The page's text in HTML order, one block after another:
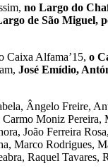
no Largo do
de São Miguel,
Caixa Alfama’15, o
José Emídio,
Ângelo Freire,
Moniz Pereira,
João Ferreira
Marco Rodrigues,
Raquel Tavares,